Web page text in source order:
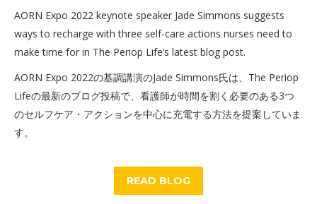
AORN Expo 2022 keynote speaker Jade Simmons suggests
ways to recharge with three self-care actions nurses need to
make time for in The Periop Life’s latest blog post.
AORN Expo 2022の基調講演のJade Simmons氏は、The Periop
Lifeの最新のブログ投稿で、看護師が時間を割く必要のある3つ
のセルフケア・アクションを中心に充電する方法を提案していま
す。
READ BLOG